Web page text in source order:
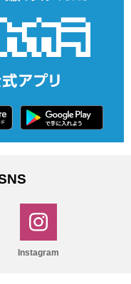
Instagram